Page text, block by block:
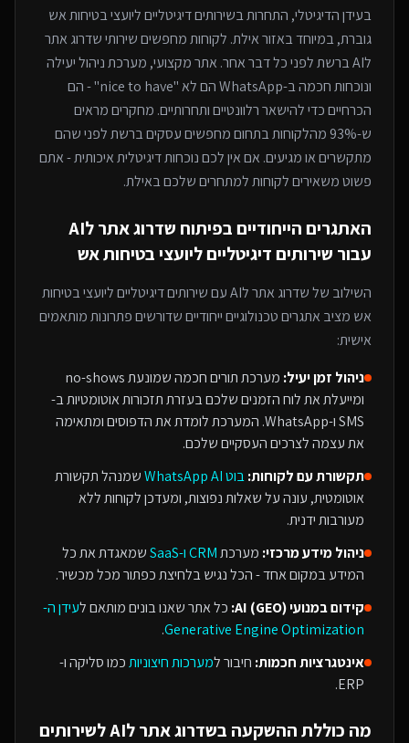
בעידן הדיגיטלי, התחרות בשירותים דיגיטליים ליועצי בטיחות אש
גוברת, במיוחדבאזור אילת. לקוחות מחפשים שירותישדרוג אתר
לAI
ברשת לפני כל דבר אחר. אתר מקצועי, מערכת ניהול יעילה
ונוכחות חכמה ב-WhatsApp הם לא "nice to have" - הם
הכרחיים כדי להישאר רלוונטיים ותחרותיים. מחקרים מראים
ש-93% מהלקוחות בתחום מחפשים עסקים ברשת לפני שהם
מתקשרים או מגיעים. אם אין לכם נוכחות דיגיטלית איכותית - אתם
פשוט משאירים לקוחות למתחריםשלכם באילת.
האתגרים הייחודיים בפיתוח שדרוג אתר לAI
עבור שירותים דיגיטליים ליועצי בטיחות אש
השילוב שלשדרוג אתר לAI עםשירותים דיגיטליים ליועצי בטיחות
אש מציב אתגרים טכנולוגיים ייחודיים שדורשים פתרונות מותאמים
אישית:
ניהול זמן יעיל:
מערכת תורים חכמה שמונעת no-shows
ומייעלת את לוח הזמנים שלכם בעזרת תזכורות אוטומטיות ב-
SMS ו-WhatsApp. המערכת לומדת את הדפוסים ומתאימה
את עצמה לצרכים העסקיים שלכם.
תקשורת עם לקוחות:בוט WhatsApp AI
שמנהל תקשורת
אוטומטית, עונה על שאלות נפוצות, ומעדכן לקוחות ללא
מעורבות ידנית.
ניהול מידע מרכזי: מערכתCRM ו-SaaS
שמאגדת את כל
המידע במקום אחד - הכל נגיש בלחיצת כפתור מכל מכשיר.
קידום במנועי AI (GEO):
כל אתר שאנו בונים מותאם לעידן ה-
Generative Engine Optimization
.
אינטגרציות חכמות: חיבור למערכות חיצוניותכמו סליקה ו-
ERP.
מה כוללת ההשקעה בשדרוג אתר לAI לשירותים